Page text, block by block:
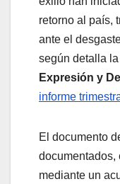
retorno al país,
ante el
según detalla la
Expresión y
informe
El documento
documentados,
mediante un